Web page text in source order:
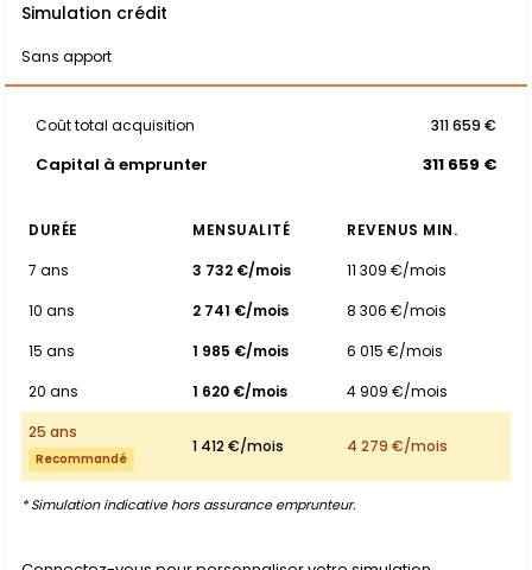
Simulation crédit
Sans apport
Coût total acquisition 311 659 €
Capital à emprunter 311 659 €
DURÉE MENSUALITÉ
REVENUS MIN.
7 ans
3 732 €/mois
11 309 €/mois
10 ans
2 741 €/mois
8 306 €/mois
15 ans
1 985 €/mois
6 015 €/mois
20 ans
1 620 €/mois
4 909 €/mois
25 ans
Recommandé
1 412 €/mois 4 279 €/mois
* Simulation indicative hors assurance emprunteur.